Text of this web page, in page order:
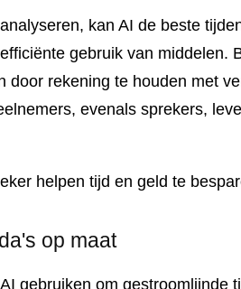
kan AI de beste
gebruik van middelen.
door rekening te houden met
evenals sprekers,
helpen tijd en geld te
op maat
gebruiken om gestroomlijnde